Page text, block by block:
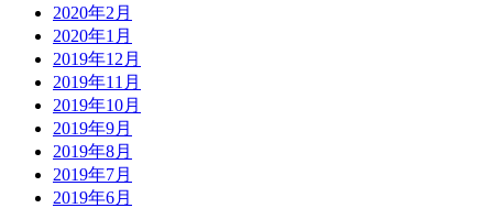
2020年2月
2020年1月
2019年12月
2019年11月
2019年10月
2019年9月
2019年8月
2019年7月
2019年6月